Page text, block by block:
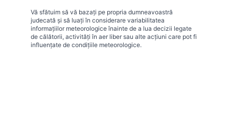
Vă sfătuim să vă bazați pe propria dumneavoastră
judecată și să luați în considerare variabilitatea
informațiilor meteorologice înainte de a lua decizii legate
de călătorii, activități în aer liber sau alte acțiuni care pot fi
influențate de condițiile meteorologice.